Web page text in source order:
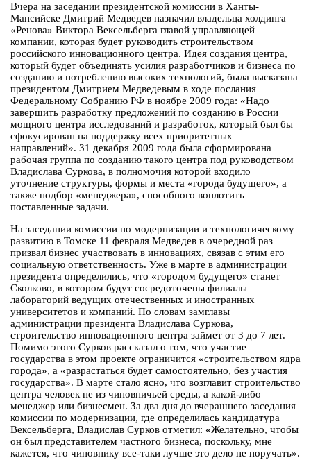
Вчера на заседании президентской комиссии в Ханты-
Мансийске Дмитрий Медведев назначил владельца холдинга
«Ренова» Виктора Вексельберга главой управляющей
компании, которая будет руководить строительством
российского инновационного центра. Идея создания центра,
который будет объединять усилия разработчиков и бизнеса по
созданию и потреблению высоких технологий, была высказана
президентом Дмитрием Медведевым в ходе послания
Федеральному Собранию РФ в ноябре 2009 года: «Надо
завершить разработку предложений по созданию в России
мощного центра исследований и разработок, который был бы
сфокусирован на поддержку всех приоритетных
направлений». 31 декабря 2009 года была сформирована
рабочая группа по созданию такого центра под руководством
Владислава Суркова, в полномочия которой входило
уточнение структуры, формы и места «города будущего», а
также подбор «менеджера», способного воплотить
поставленные задачи.
На заседании комиссии по модернизации и технологическому
развитию в Томске 11 февраля Медведев в очередной раз
призвал бизнес участвовать в инновациях, связав с этим его
социальную ответственность. Уже в марте в администрации
президента определились, что «городом будущего» станет
Сколково, в котором будут сосредоточены филиалы
лабораторий ведущих отечественных и иностранных
университетов и компаний. По словам замглавы
администрации президента Владислава Суркова,
строительство инновационного центра займет от 3 до 7 лет.
Помимо этого Сурков рассказал о том, что участие
государства в этом проекте ограничится «строительством ядра
города», а «разрастаться будет самостоятельно, без участия
государства». В марте стало ясно, что возглавит строительство
центра человек не из чиновничьей среды, а какой-либо
менеджер или бизнесмен. За два дня до вчерашнего заседания
комиссии по модернизации, где определилась кандидатура
Вексельберга, Владислав Сурков отметил: «Желательно, чтобы
он был представителем частного бизнеса, поскольку, мне
кажется, что чиновнику все-таки лучше это дело не поручать».